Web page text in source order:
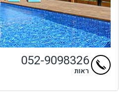
052-9098326
ראות